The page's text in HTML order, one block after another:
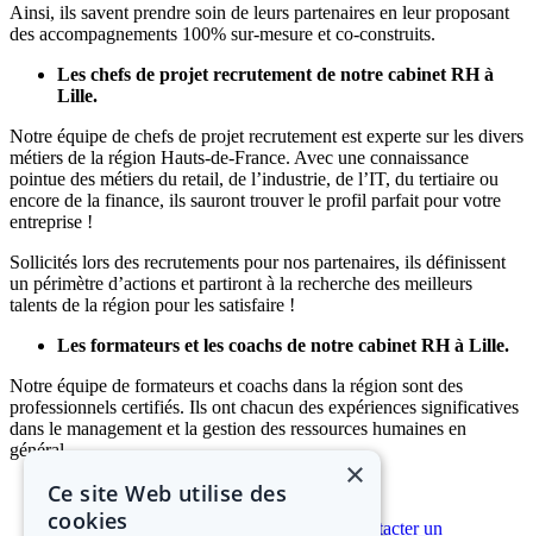
Ainsi, ils savent prendre soin de leurs partenaires en leur proposant
des accompagnements 100% sur-mesure et co-construits.
Les chefs de projet recrutement de notre cabinet RH à
Lille.
Notre équipe de chefs de projet recrutement est experte sur les divers
métiers de la région Hauts-de-France. Avec une connaissance
pointue des métiers du retail, de l’industrie, de l’IT, du tertiaire ou
encore de la finance, ils sauront trouver le profil parfait pour votre
entreprise !
Sollicités lors des recrutements pour nos partenaires, ils définissent
un périmètre d’actions et partiront à la recherche des meilleurs
talents de la région pour les satisfaire !
Les formateurs et les coachs de notre cabinet RH à Lille.
Notre équipe de formateurs et coachs dans la région sont des
professionnels certifiés. Ils ont chacun des expériences significatives
dans le management et la gestion des ressources humaines en
général.
×
Ce site Web utilise des
cookies